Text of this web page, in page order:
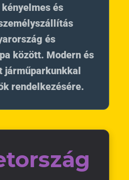
és
és
között. Modern és
járműparkunkkal
rendelkezésére.